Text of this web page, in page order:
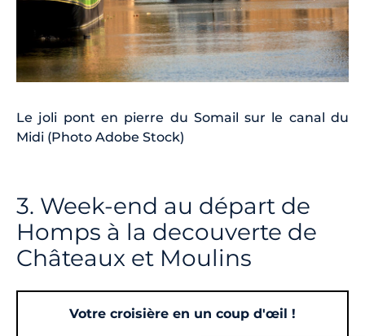
Le joli pont en pierre du Somail sur le canal du
Midi (Photo Adobe Stock)
3. Week-end au départ de
Homps à la decouverte de
Châteaux et Moulins
Votre croisière en un coup d'œil !